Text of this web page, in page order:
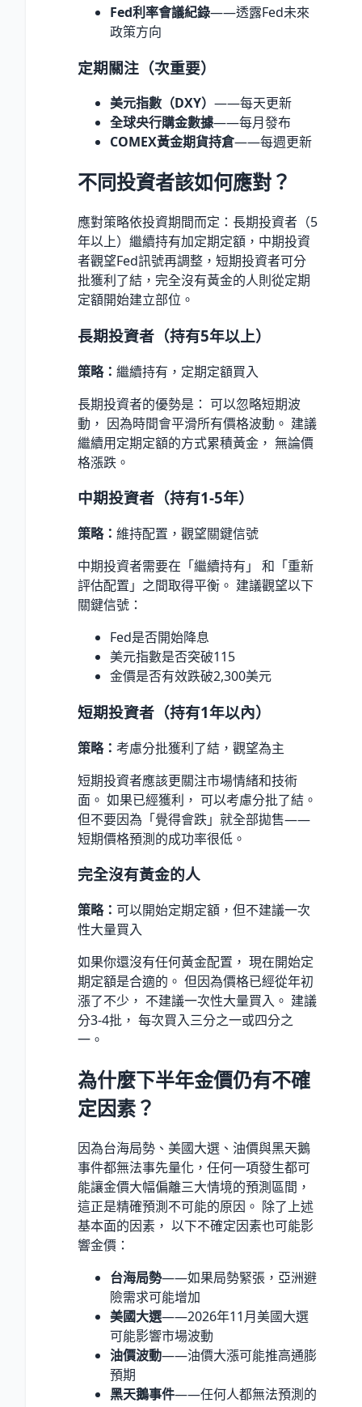
Fed利率會議紀錄——透露Fed未來
政策方向
定期關注（次重要）
美元指數（DXY） ——每天更新
全球央行購金數據——每月發布
COMEX黃金期貨持倉——每週更新
不同投資者該如何應對？
應對策略依投資期間而定：長期投資者（5
年以上）繼續持有加定期定額，中期投資
者觀望Fed訊號再調整，短期投資者可分
批獲利了結，完全沒有黃金的人則從定期
定額開始建立部位。
長期投資者（持有5年以上）
策略： 繼續持有，定期定額買入
長期投資者的優勢是： 可以忽略短期波
動， 因為時間會平滑所有價格波動。 建議
繼續用定期定額的方式累積黃金， 無論價
格漲跌。
中期投資者（持有1-5年）
策略： 維持配置，觀望關鍵信號
中期投資者需要在「繼續持有」 和「重新
評估配置」之間取得平衡。 建議觀望以下
關鍵信號：
Fed是否開始降息
美元指數是否突破115
金價是否有效跌破2,300美元
短期投資者（持有1年以內）
策略： 考慮分批獲利了結，觀望為主
短期投資者應該更關注市場情緒和技術
面。 如果已經獲利， 可以考慮分批了結。
但不要因為「覺得會跌」就全部拋售——
短期價格預測的成功率很低。
完全沒有黃金的人
策略： 可以開始定期定額，但不建議一次
性大量買入
如果你還沒有任何黃金配置， 現在開始定
期定額是合適的。 但因為價格已經從年初
漲了不少， 不建議一次性大量買入。 建議
分3-4批， 每次買入三分之一或四分之
一。
為什麼下半年金價仍有不確
定因素？
因為台海局勢、美國大選、油價與黑天鵝
事件都無法事先量化，任何一項發生都可
能讓金價大幅偏離三大情境的預測區間，
這正是精確預測不可能的原因。 除了上述
基本面的因素， 以下不確定因素也可能影
響金價：
台海局勢——如果局勢緊張，亞洲避
險需求可能增加
美國大選——2026年11月美國大選
可能影響市場波動
油價波動——油價大漲可能推高通膨
預期
黑天鵝事件——任何人都無法預測的